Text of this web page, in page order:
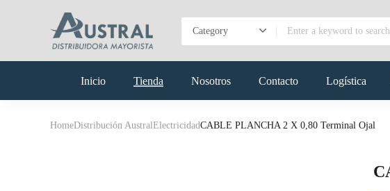
Inicio Tienda Nosotros Contacto Logística
HomeDistribución Austral ElectricidadCABLE PLANCHA 2 X 0,80 Terminal Ojal